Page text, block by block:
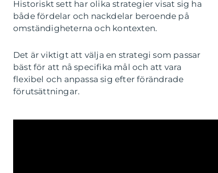
Historiskt sett har olika strategier visat sig ha
både fördelar och nackdelar beroende på
omständigheterna och kontexten.
Det är viktigt att välja en strategi som passar
bäst för att nå specifika mål och att vara
flexibel och anpassa sig efter förändrade
förutsättningar.